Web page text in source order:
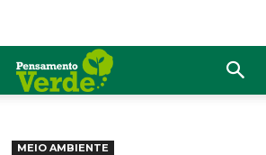
MEIO AMBIENTE